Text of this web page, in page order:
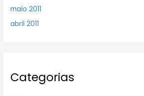
maio 2011
abril 2011
Categorias